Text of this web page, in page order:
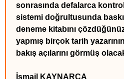
sonrasında defalarca
sistemi doğrultusunda
deneme kitabını
yapmış birçok tarih
bakış açılarını görmüş
İsmail KAYNARCA